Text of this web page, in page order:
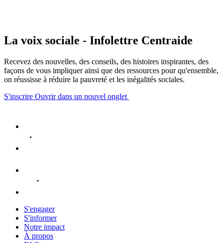
La voix sociale - Infolettre Centraide
Recevez des nouvelles, des conseils, des histoires inspirantes, des
façons de vous impliquer ainsi que des ressources pour qu'ensemble,
on réussisse à réduire la pauvreté et les inégalités sociales.
S'inscrire Ouvrir dans un nouvel onglet
S'engager
S'informer
Notre impact
À propos